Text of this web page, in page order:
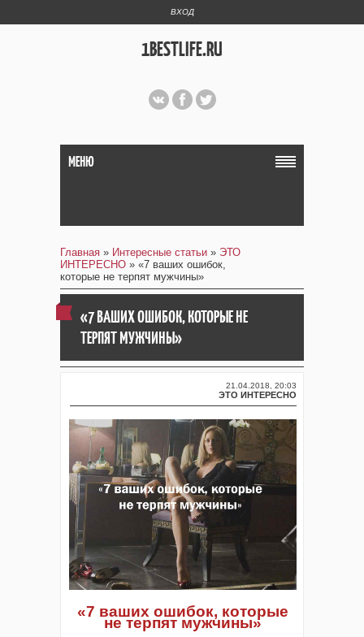
ВХОД
1BESTLIFE.RU
МЕНЮ
Главная » Интересные статьи » ЭТО
ИНТЕРЕСНО » «7 ваших ошибок,
которые не терпят мужчины»
«7 ВАШИХ ОШИБОК, КОТОРЫЕ НЕ
ТЕРПЯТ МУЖЧИНЫ»
21.04.2018, 20:03
ЭТО ИНТЕРЕСНО
«7 ваших ошибок, которые
не терпят мужчины»